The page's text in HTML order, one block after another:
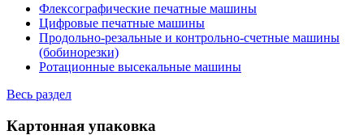
Флексографические печатные машины
Цифровые печатные машины
Продольно-резальные и контрольно-счетные машины
(бобинорезки)
Ротационные высекальные машины
Весь раздел
Картонная упаковка